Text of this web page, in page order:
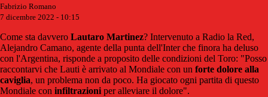
Fabrizio Romano
7 dicembre 2022 - 10:15
Come sta davvero Lautaro Martinez? Intervenuto a Radio la Red,
Alejandro Camano, agente della punta dell'Inter che finora ha deluso
con l'Argentina, risponde a proposito delle condizioni del Toro: "Posso
raccontarvi che Lauti è arrivato al Mondiale con un forte dolore alla
caviglia, un problema non da poco. Ha giocato ogni partita di questo
Mondiale con infiltrazioni per alleviare il dolore".